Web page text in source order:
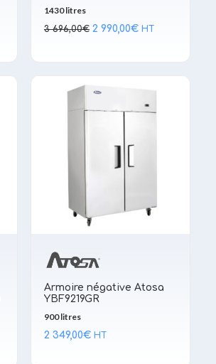
1430 litres
3 696,00€ Le
2 990,00€Le
HT
Armoire négative Atosa
YBF9219GR
900 litres
2 349,00€ HT